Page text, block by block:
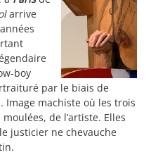
arrive
boy
par le biais de
Image machiste où les trois
de l’artiste. Elles
justicier ne chevauche